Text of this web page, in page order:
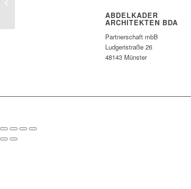
ABDELKADER
ARCHITEKTEN BDA
Partnerschaft mbB
Ludgeristraße 26
48143 Münster